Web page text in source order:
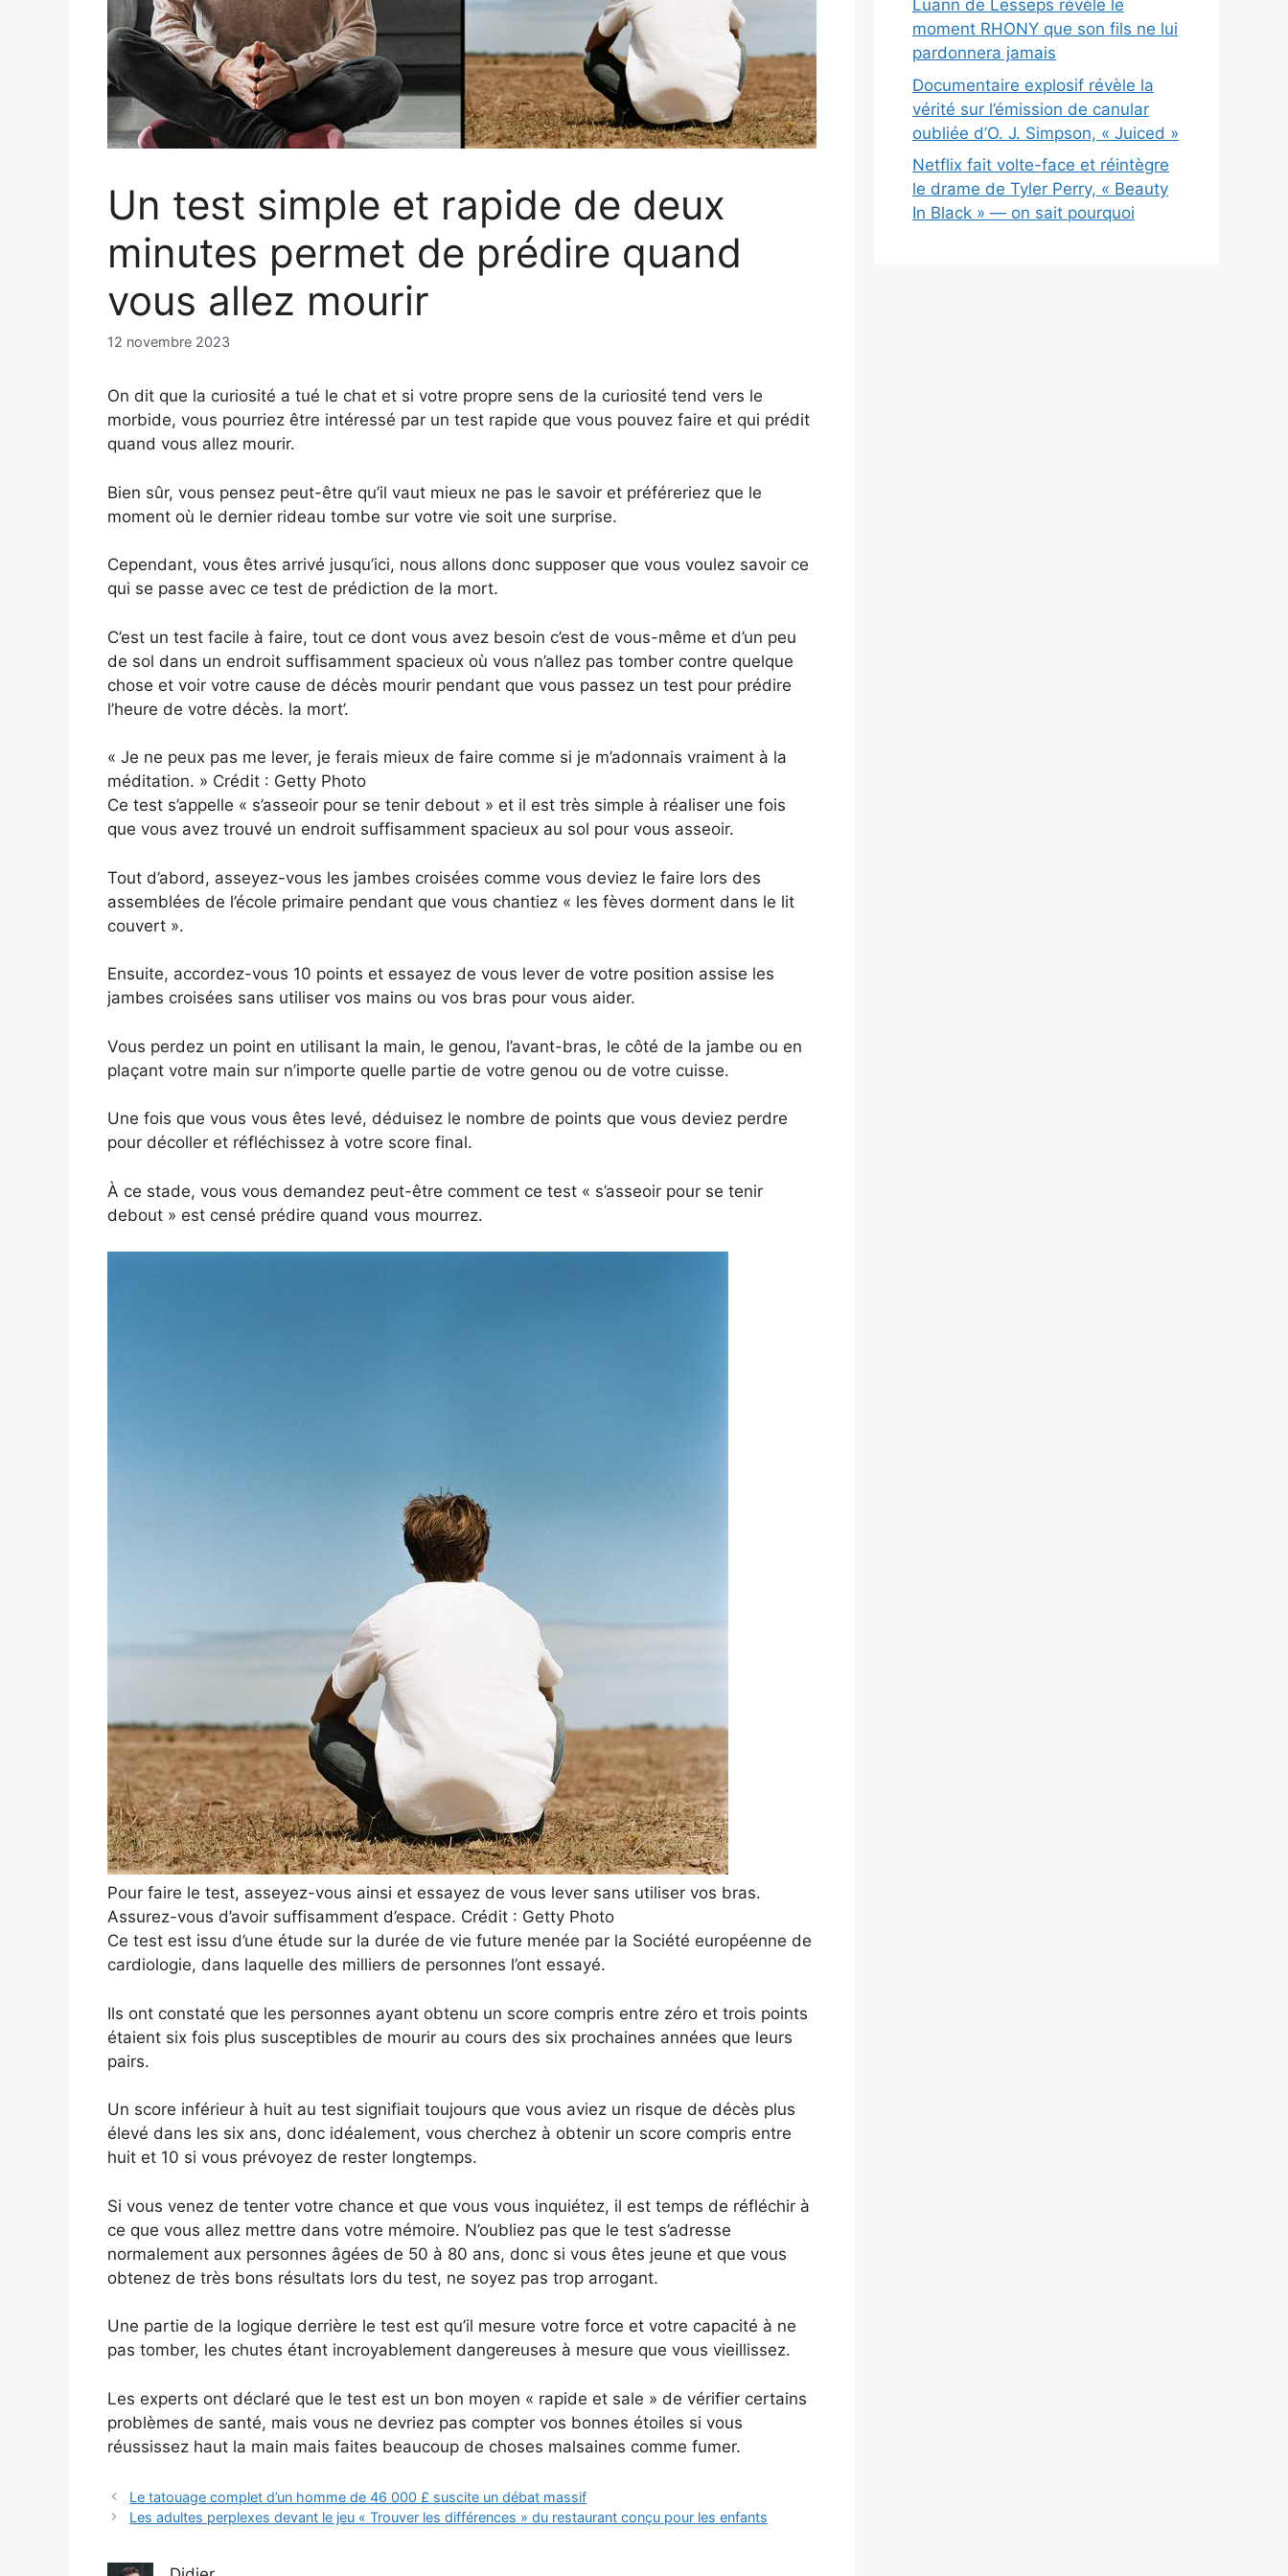
Un test simple et rapide de deux
minutes permet de prédire quand
vous allez mourir
12 novembre 2023
On dit que la curiosité a tué le chat et si votre propre sens de la curiosité tend vers le
morbide, vous pourriez être intéressé par un test rapide que vous pouvez faire et qui prédit
quand vous allez mourir.
Bien sûr, vous pensez peut-être qu’il vaut mieux ne pas le savoir et préféreriez que le
moment où le dernier rideau tombe sur votre vie soit une surprise.
Cependant, vous êtes arrivé jusqu’ici, nous allons donc supposer que vous voulez savoir ce
qui se passe avec ce test de prédiction de la mort.
C’est un test facile à faire, tout ce dont vous avez besoin c’est de vous-même et d’un peu
de sol dans un endroit suffisamment spacieux où vous n’allez pas tomber contre quelque
chose et voir votre cause de décès mourir pendant que vous passez un test pour prédire
l’heure de votre décès. la mort’.
« Je ne peux pas me lever, je ferais mieux de faire comme si je m’adonnais vraiment à la
méditation. » Crédit : Getty Photo
Ce test s’appelle « s’asseoir pour se tenir debout » et il est très simple à réaliser une fois
que vous avez trouvé un endroit suffisamment spacieux au sol pour vous asseoir.
Tout d’abord, asseyez-vous les jambes croisées comme vous deviez le faire lors des
assemblées de l’école primaire pendant que vous chantiez « les fèves dorment dans le lit
couvert ».
Ensuite, accordez-vous 10 points et essayez de vous lever de votre position assise les
jambes croisées sans utiliser vos mains ou vos bras pour vous aider.
Vous perdez un point en utilisant la main, le genou, l’avant-bras, le côté de la jambe ou en
plaçant votre main sur n’importe quelle partie de votre genou ou de votre cuisse.
Une fois que vous vous êtes levé, déduisez le nombre de points que vous deviez perdre
pour décoller et réfléchissez à votre score final.
À ce stade, vous vous demandez peut-être comment ce test « s’asseoir pour se tenir
debout » est censé prédire quand vous mourrez.
Pour faire le test, asseyez-vous ainsi et essayez de vous lever sans utiliser vos bras.
Assurez-vous d’avoir suffisamment d’espace. Crédit : Getty Photo
Ce test est issu d’une étude sur la durée de vie future menée par la Société européenne de
cardiologie, dans laquelle des milliers de personnes l’ont essayé.
Ils ont constaté que les personnes ayant obtenu un score compris entre zéro et trois points
étaient six fois plus susceptibles de mourir au cours des six prochaines années que leurs
pairs.
Un score inférieur à huit au test signifiait toujours que vous aviez un risque de décès plus
élevé dans les six ans, donc idéalement, vous cherchez à obtenir un score compris entre
huit et 10 si vous prévoyez de rester longtemps.
Si vous venez de tenter votre chance et que vous vous inquiétez, il est temps de réfléchir à
ce que vous allez mettre dans votre mémoire. N’oubliez pas que le test s’adresse
normalement aux personnes âgées de 50 à 80 ans, donc si vous êtes jeune et que vous
obtenez de très bons résultats lors du test, ne soyez pas trop arrogant.
Une partie de la logique derrière le test est qu’il mesure votre force et votre capacité à ne
pas tomber, les chutes étant incroyablement dangereuses à mesure que vous vieillissez.
Les experts ont déclaré que le test est un bon moyen « rapide et sale » de vérifier certains
problèmes de santé, mais vous ne devriez pas compter vos bonnes étoiles si vous
réussissez haut la main mais faites beaucoup de choses malsaines comme fumer.
Le tatouage complet d’un homme de 46 000 £ suscite un débat massif
Les adultes perplexes devant le jeu « Trouver les différences » du restaurant conçu pour les enfants
Luann de Lesseps révèle le
moment RHONY que son fils ne lui
pardonnera jamais
Documentaire explosif révèle la
vérité sur l’émission de canular
oubliée d’O. J. Simpson, « Juiced »
Netflix fait volte-face et réintègre
le drame de Tyler Perry, « Beauty
In Black » — on sait pourquoi